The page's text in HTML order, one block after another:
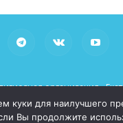
организация
Русской Православной
Патриархат)»
куки для наилучшего
Вы продолжите